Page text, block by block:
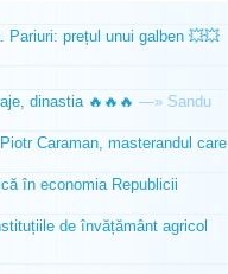
Pariuri: prețul unui galben 💥💥
dinastia 🔥🔥🔥 —» Sandu
Caraman, masterandul care
în economia Republicii
de învățământ agricol